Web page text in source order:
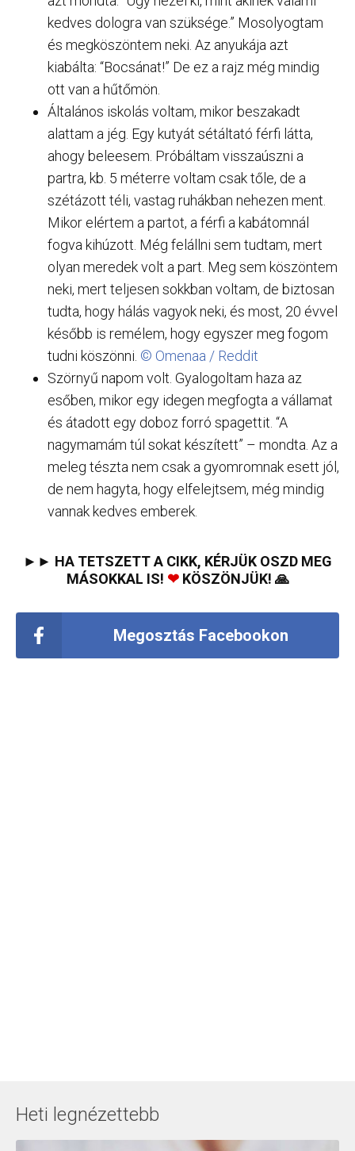
kedves dologra van szüksége.” Mosolyogtam
és megköszöntem neki. Az anyukája azt
kiabálta: “Bocsánat!” De ez a rajz még mindig
ott van a hűtőmön.
Általános iskolás voltam, mikor beszakadt
alattam a jég. Egy kutyát sétáltató férfi látta,
ahogy beleesem. Próbáltam visszaúszni a
partra, kb. 5 méterre voltam csak tőle, de a
szétázott téli, vastag ruhákban nehezen ment.
Mikor elértem a partot, a férfi a kabátomnál
fogva kihúzott. Még felállni sem tudtam, mert
olyan meredek volt a part. Meg sem köszöntem
neki, mert teljesen sokkban voltam, de biztosan
tudta, hogy hálás vagyok neki, és most, 20 évvel
később is remélem, hogy egyszer meg fogom
tudni köszönni. © Omenaa / Reddit
Szörnyű napom volt. Gyalogoltam haza az
esőben, mikor egy idegen megfogta a vállamat
és átadott egy doboz forró spagettit. “A
nagymamám túl sokat készített” – mondta. Az a
meleg tészta nem csak a gyomromnak esett jól,
de nem hagyta, hogy elfelejtsem, még mindig
vannak kedves emberek.
►► HA TETSZETT A CIKK, KÉRJÜK OSZD MEG
MÁSOKKAL IS! ❤KÖSZÖNJÜK! 🙏
Megosztás Facebookon
Heti legnézettebb